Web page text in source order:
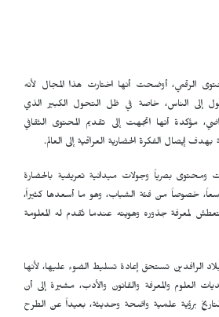
الرقمي، أوضحت أنها اختارت هذا المجال لأنه
إلى الناس، خاصة في ظل التحول الكبير الذي
مؤكدة أنها اتجهت إلى تقديم المحتوى الثقافي
بهدف إيصال الفكرة الحضارية العراقية إلى العالم.
بصرياً وجولات ميدانية تعريفية بالحضارة
خصوصاً من فئة الشباب، وهو ما أسعدها كثيراً،
لمعرفة جذوره وهويته عندما تُقدم له المعلومة
الرافدين تستحق إعادة تسليط الضوء عليها، لأنها
العلوم والمعرفة والقانون والأدب، مشيرة إلى أن
برؤية علمية واضحة وحديثة، بعيداً عن الطرح